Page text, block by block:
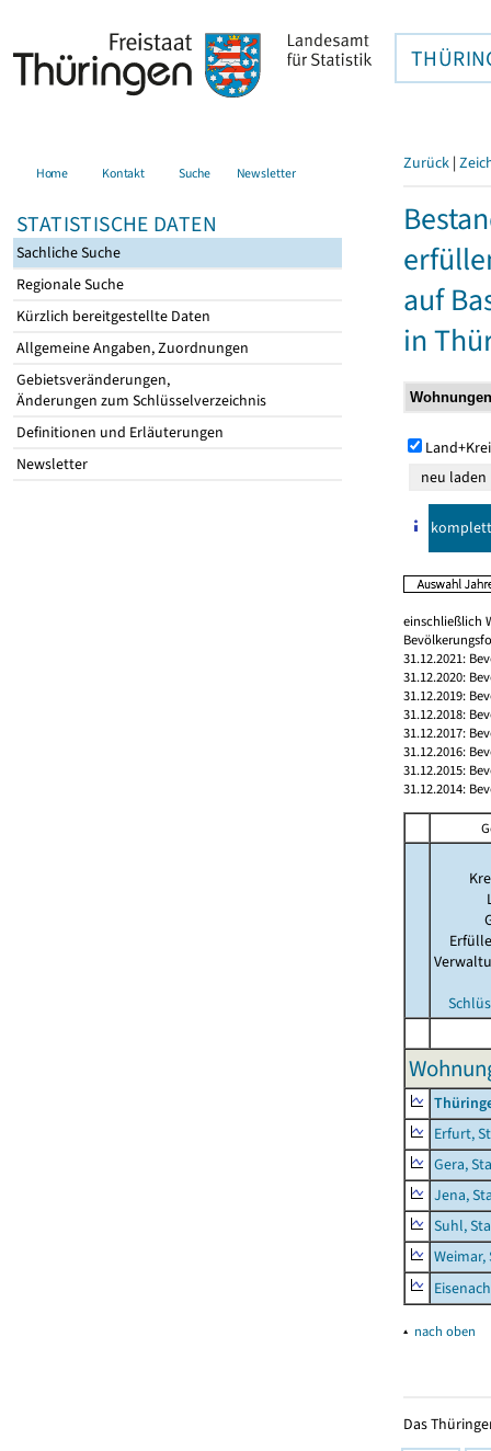
Home Kontakt Suche Newsletter
STATISTISCHE DATEN
Sachliche Suche
Regionale Suche
Kürzlich bereitgestellte Daten
Allgemeine Angaben, Zuordnungen
Gebietsveränderungen,
Änderungen zum Schlüsselverzeichnis
Definitionen und Erläuterungen
Newsletter
Zurück |
auf
in
komplett
einschließlich
31.12.2021:
31.12.2020:
31.12.2019:
31.12.2018:
31.12.2017:
31.12.2016:
31.12.2015:
31.12.2014:
Erfurt,
Gera,
Jena,
Suhl,
Weimar,
▴ nach oben
Das